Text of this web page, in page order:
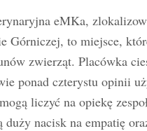
eMKa,
Górniczej, to miejsce,
zwierząt. Placówka
ponad czterystu opinii
liczyć na opiekę
duży nacisk na empatię